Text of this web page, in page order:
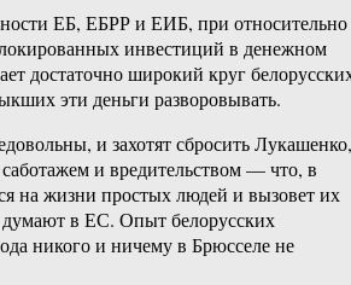
ЕБ, ЕБРР и ЕИБ, при относительно
инвестиций в денежном
достаточно широкий круг
эти деньги разворовывать.
и захотят сбросить Лукашенко,
и вредительством — что, в
на жизни простых людей и вызовет их
думают в ЕС. Опыт белорусских
никого и ничему в Брюсселе не